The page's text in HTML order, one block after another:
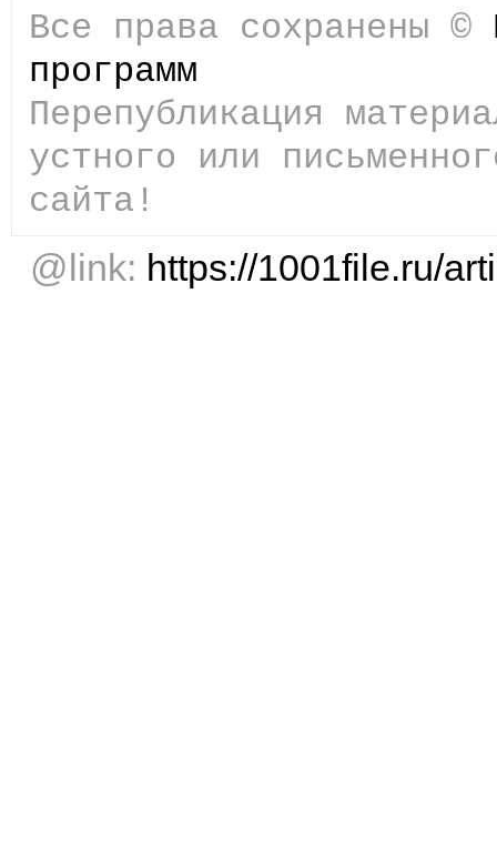
Все права сохранены ©
программ
Перепубликация
устного или
сайта!
@link: https://1001file.ru/